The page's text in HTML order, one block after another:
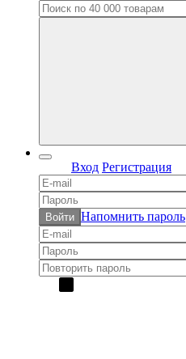
Вход Регистрация
Войти Напомнить пароль